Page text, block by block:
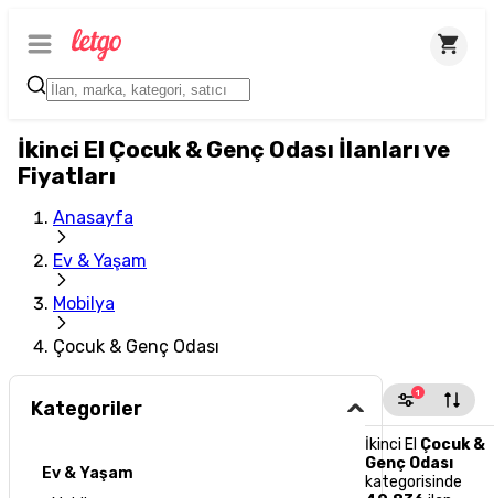
İkinci El Çocuk & Genç Odası İlanları ve
Fiyatları
Anasayfa
Ev & Yaşam
Mobilya
Çocuk & Genç Odası
Kategoriler
Ev & Yaşam
1
İkinci El Çocuk &
Genç Odası
kategorisinde